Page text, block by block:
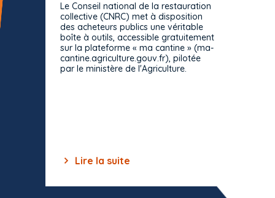
Le Conseil national de la restauration
collective (CNRC) met à disposition
des acheteurs publics une véritable
boîte à outils, accessible gratuitement
sur la plateforme « ma cantine » (ma-
cantine.agriculture.gouv.fr), pilotée
par le ministère de l'Agriculture.
Lire la suite